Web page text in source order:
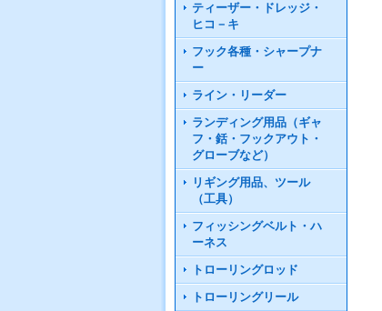
ティーザー・ドレッジ・
ヒコ－キ
フック各種・シャープナ
ー
ライン・リーダー
ランディング用品（ギャ
フ・銛・フックアウト・
グローブなど）
リギング用品、ツール
（工具）
フィッシングベルト・ハ
ーネス
トローリングロッド
トローリングリール